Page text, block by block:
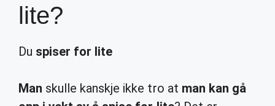
lite?
Du spiser for lite
Man skulle kanskje ikke tro at man kan gå